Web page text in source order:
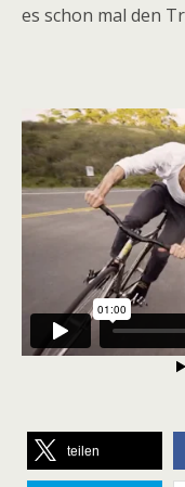
es schon mal den
teilen